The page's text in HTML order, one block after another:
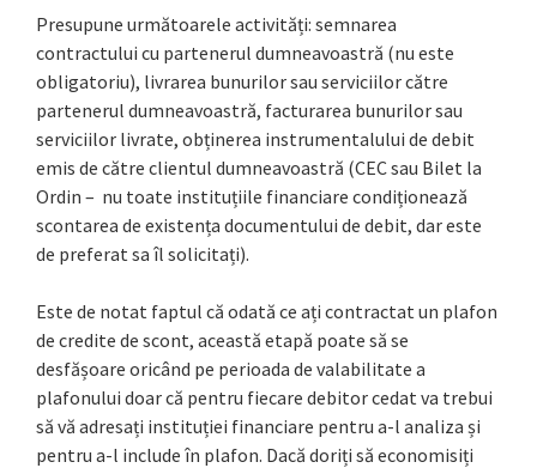
Presupune următoarele activități: semnarea
contractului cu partenerul dumneavoastră (nu este
obligatoriu), livrarea bunurilor sau serviciilor către
partenerul dumneavoastră, facturarea bunurilor sau
serviciilor livrate, obținerea instrumentalului de debit
emis de către clientul dumneavoastră (CEC sau Bilet la
Ordin – nu toate instituțiile financiare condiționează
scontarea de existența documentului de debit, dar este
de preferat sa îl solicitați).
Este de notat faptul că odată ce ați contractat un plafon
de credite de scont, această etapă poate să se
desfășoare oricând pe perioada de valabilitate a
plafonului doar că pentru fiecare debitor cedat va trebui
să vă adresați instituției financiare pentru a-l analiza și
pentru a-l include în plafon. Dacă doriți să economisiți